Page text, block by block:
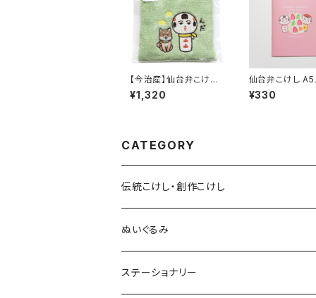
【今治産】仙台弁こけし
ハンドタオル （ゴロと一
緒・グリーン）
¥1,320
仙台弁こけし A5
（フルーツサンド）
¥330
CATEGORY
伝統こけし・創作こけし
木村敦工人（弥治郎系）
池内潮音工人（弥治郎系）
ぬいぐるみ
ステーショナリー